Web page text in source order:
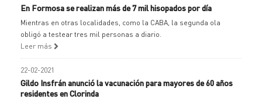
En Formosa se realizan más de 7 mil hisopados por día
Mientras en otras localidades, como la CABA, la segunda ola
obligó a testear tres mil personas a diario.
Leer más
22-02-2021
Gildo Insfrán anunció la vacunación para mayores de 60 años
residentes en Clorinda